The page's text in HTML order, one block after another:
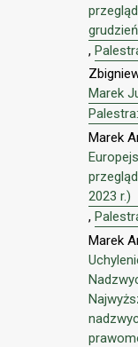
,
Marek
Marek
2023 r.)
,
Marek